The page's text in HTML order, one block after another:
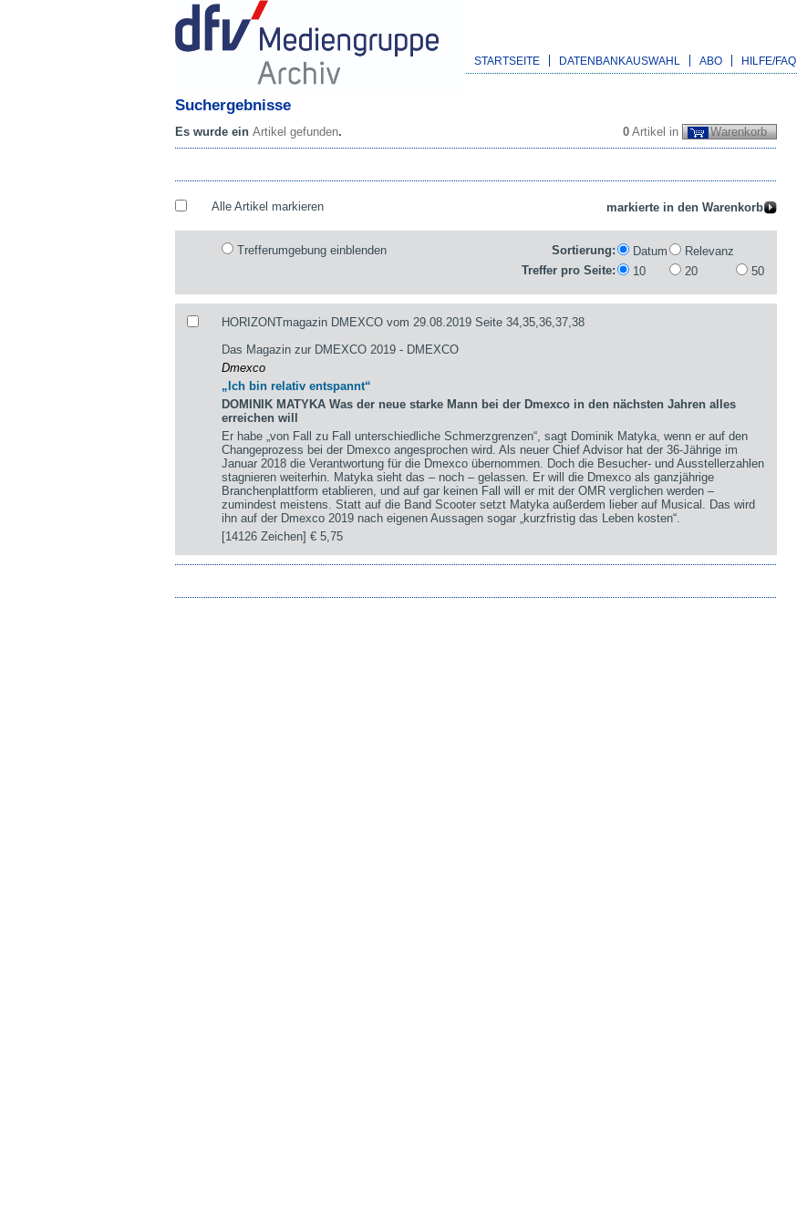
STARTSEITE DATENBANKAUSWAHL ABO HILFE/FAQ
Suchergebnisse
0 Artikel in Warenkorb
Es wurde ein Artikel gefunden.
Alle Artikel markieren
Trefferumgebung einblenden Sortierung: Datum
Relevanz
Treffer pro Seite:
10 20 50
HORIZONTmagazin DMEXCO vom 29.08.2019 Seite 34,35,36,37,38
Das Magazin zur DMEXCO 2019 - DMEXCO
Dmexco
„Ich bin relativ entspannt“
DOMINIK MATYKA Was der neue starke Mann bei der Dmexco in den nächsten Jahren alles
erreichen will
Er habe „von Fall zu Fall unterschiedliche Schmerzgrenzen“, sagt Dominik Matyka, wenn er auf den
Changeprozess bei der Dmexco angesprochen wird. Als neuer Chief Advisor hat der 36-Jährige im
Januar 2018 die Verantwortung für die Dmexco übernommen. Doch die Besucher- und Ausstellerzahlen
stagnieren weiterhin. Matyka sieht das – noch – gelassen. Er will die Dmexco als ganzjährige
Branchenplattform etablieren, und auf gar keinen Fall will er mit der OMR verglichen werden –
zumindest meistens. Statt auf die Band Scooter setzt Matyka außerdem lieber auf Musical. Das wird
ihn auf der Dmexco 2019 nach eigenen Aussagen sogar „kurzfristig das Leben kosten“.
[14126 Zeichen]€ 5,75